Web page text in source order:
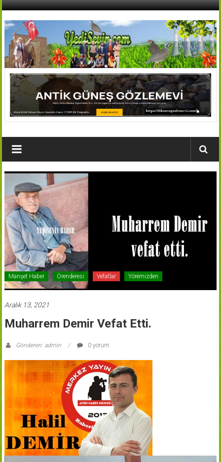
İçeriğe
AFŞİN
YEDİSEVİN
HABER
Köyleri
Haber
Portalı
Manşet Haber Örenderesi Vefatlar Yöremizden
Aralık 13, 2021
Muharrem Demir Vefat Etti.
Gönderen: admin 0 yorum